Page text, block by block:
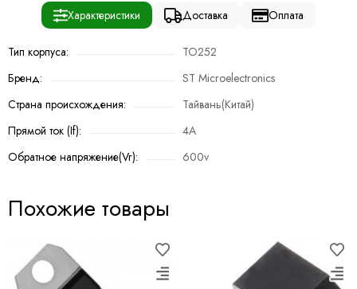
Характеристики Доставка Оплата
Тип корпуса:
TO252
Бренд:
ST Microelectronics
Страна происхождения:
Тайвань(Китай)
Прямой ток (If):
4A
Обратное напряжение(Vr):
600v
Похожие товары